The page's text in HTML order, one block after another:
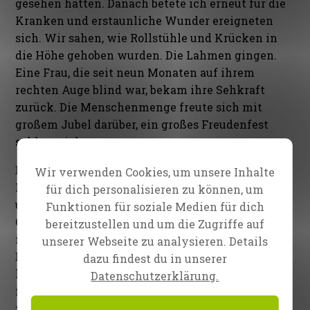
gesehen hatten. Danach betete ich erneut für die
Kranken und erstaunliche Wunder ereigneten
sich. Wir sahen, wie Rollstühle und Krücken in
die Höhe gehoben wurden. Die Lahmen gingen.
Eine Frau, die seit neun Monaten auf ihrem
rechten Auge blind war, bekam ihre Sehkraft
zurück. Die Menschenmenge freute sich mit
großem Jubel darüber, ein großes Freudenfest
schloss sich an
Bevor wir zum Schluss kamen, betete ich für das
Land, den Präsidenten, die Bezirksregierung, die
umliegenden Regionen und Städte sowie für die
Ortsgemeinden und alle Anwesenden. Dann lud
ich alle Team-Mitglieder, die so hart an diesen
Events gearbeitet hatten, manche drei Monate
lang, auf die Bühne ein. Ich dankte ihnen allen
für ihren Liebesdienst in Mbagala und erklärte,
Wir verwenden Cookies, um unsere Inhalte
für dich personalisieren zu können, um
Funktionen für soziale Medien für dich
bereitzustellen und um die Zugriffe auf
unserer Webseite zu analysieren. Details
dazu findest du in unserer
Datenschutzerklärung.